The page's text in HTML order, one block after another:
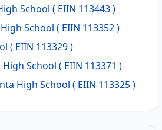
School ( EIIN 113443 )
School ( EIIN 113352 )
( EIIN 113329 )
School ( EIIN 113371 )
High School ( EIIN 113325 )